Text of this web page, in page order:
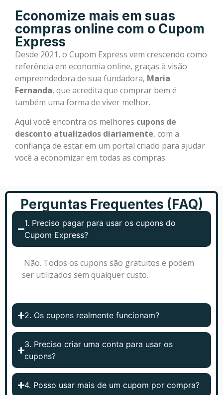
Economize mais em suas
compras online com o Cupom
Express
Desde 2021, o Cupom Express vem crescendo como
referência em economia online, graças à visão
empreendedora de sua fundadora, Maria
Fernanda, que acredita que comprar bem é
também uma forma de viver melhor.
Aqui você encontra os melhores cupons de
desconto atualizados diariamente, com a
confiança de estar em um portal criado para ajudar
você a economizar em todas as compras.
Perguntas Frequentes (FAQ)
1. Preciso pagar para usar os cupons do
Cupom Express?
Não. Todos os cupons são gratuitos e podem
ser utilizados sem qualquer custo.
2. Os cupons realmente funcionam?
3. Preciso criar uma conta para usar os
cupons?
4. Posso usar mais de um cupom por compra?